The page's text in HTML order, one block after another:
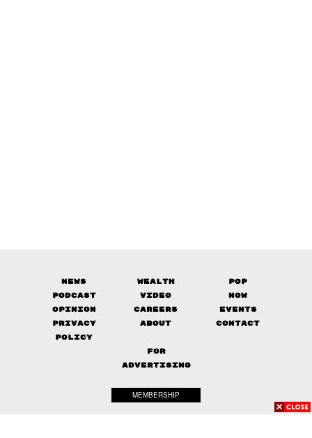
News Wealth
Pop
Podcast
Video
Now
Opinion
Careers
Events
Privacy
Policy
About Contact
FOR
ADVERTISING
MEMBERSHIP